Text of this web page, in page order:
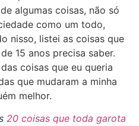
algumas coisas, não só
como um todo,
nisso, listei as coisas que
15 anos precisa saber.
coisas que eu queria
que mudaram a minha
melhor.
20 coisas que toda garota